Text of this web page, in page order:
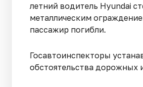
летний водитель Hyundai
металлическим
пассажир погибли.
Госавтоинспекторы
обстоятельства дорожных